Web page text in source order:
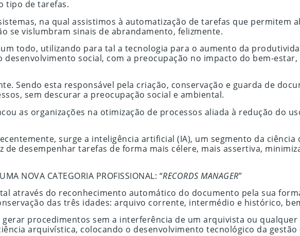
tipo de tarefas.
na qual assistimos à automatização de tarefas que permitem
se vislumbram sinais de abrandamento, felizmente.
todo, utilizando para tal a tecnologia para o aumento da
social, com a preocupação no impacto do bem-
Sendo esta responsável pela criação, conservação e guarda de
sem descurar a preocupação social e ambiental.
as organizações na otimização de processos aliada à redução do
surge a inteligência artificial (IA), um segmento da
desempenhar tarefas de forma mais célere, mais assertiva,
NOVA CATEGORIA PROFISSIONAL: “RECORDS MANAGER”
através do reconhecimento automático do documento pela sua
das três idades: arquivo corrente, intermédio e histórico,
procedimentos sem a interferência de um arquivista ou
arquivística, colocando o desenvolvimento tecnológico da